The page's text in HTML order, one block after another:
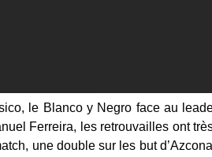
le Blanco y Negro face au
Ferreira, les retrouvailles ont
une double sur les but